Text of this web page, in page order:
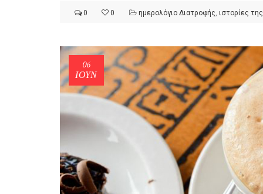
0 0 ημερολόγιο Διατροφής, ιστορίες
06
ΙΟΎΝ
λαχανικά; Γνωρίζεις τη
Σύμφωνα με τους
αυτοί που μελετούν τα
είναι το μέρος του φυτού
αναπτύσσεται από.